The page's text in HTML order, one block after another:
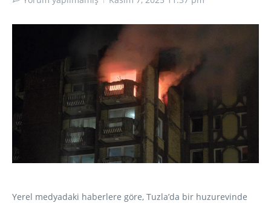
Yerel medyadaki haberlere göre, Tuzla’da bir huzurevinde